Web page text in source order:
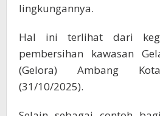
lingkungannya.
Hal ini terlihat dari
pembersihan kawasan
(Gelora) Ambang
(31/10/2025).